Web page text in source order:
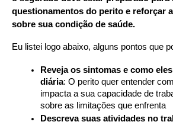
questionamentos do perito e reforçar
sobre sua condição de saúde.
Eu listei logo abaixo, alguns pontos que
Reveja os sintomas e como
diária: O perito quer entender
impacta a sua capacidade de
sobre as limitações que enfrenta
Descreva suas atividades no